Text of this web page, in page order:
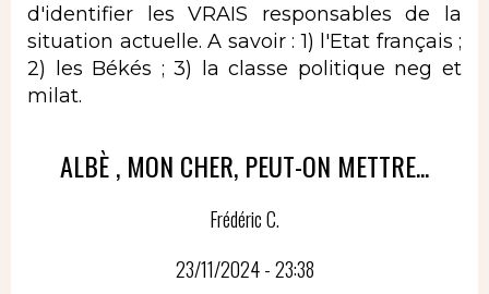
d'identifier les VRAIS responsables de la
situation actuelle. A savoir : 1) l'Etat français ;
2) les Békés ; 3) la classe politique neg et
milat.
ALBÈ , MON CHER, PEUT-ON METTRE...
Frédéric C.
23/11/2024 - 23:38